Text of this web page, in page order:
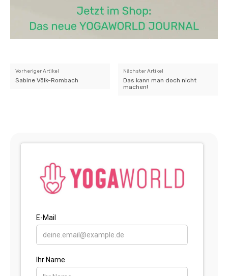
Vorheriger Artikel
Sabine Völk-Rombach
Nächster Artikel
Das kann man doch nicht
machen!